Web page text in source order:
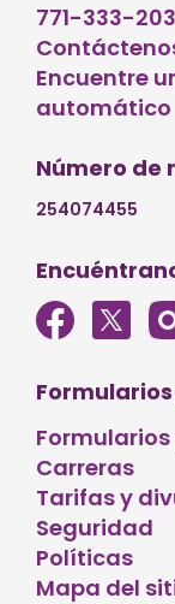
771-333-
Encuentre
automático
Número de
254074455
Carreras
Tarifas y
Seguridad
Políticas
Mapa del